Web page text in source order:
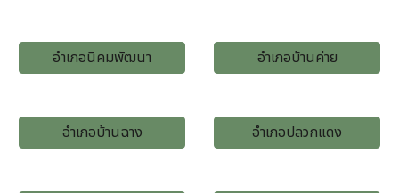
อำเภอนิคมพัฒนา อำเภอบ้านค่าย
อำเภอบ้านฉาง อำเภอปลวกแดง